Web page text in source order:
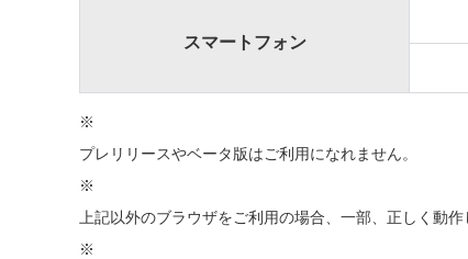
スマートフォン
※
プレリリースやベータ版はご利用になれません。
※
上記以外のブラウザをご利用の場合、一部、正しく動
※